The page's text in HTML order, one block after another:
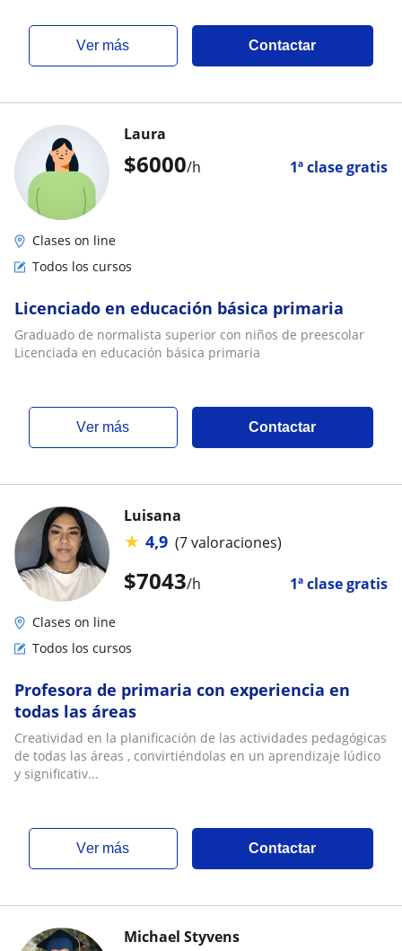
ver más Contactar
$6000/h 1ª clase gratis
Laura
Clases on line
Todos los cursos
Licenciado en educación básica primaria
Graduado de normalista superior con niños de preescolar
Licenciada en educación básica primaria
ver más Contactar
$7043/h 1ª clase gratis
Luisana
★ 4,9 (7 valoraciones)
Clases on line
Todos los cursos
Profesora de primaria con experiencia en
todas las áreas
Creatividad en la planificación de las actividades pedagógicas
de todas las áreas , convirtiéndolas en un aprendizaje lúdico
y significativ...
ver más Contactar
Michael Styvens